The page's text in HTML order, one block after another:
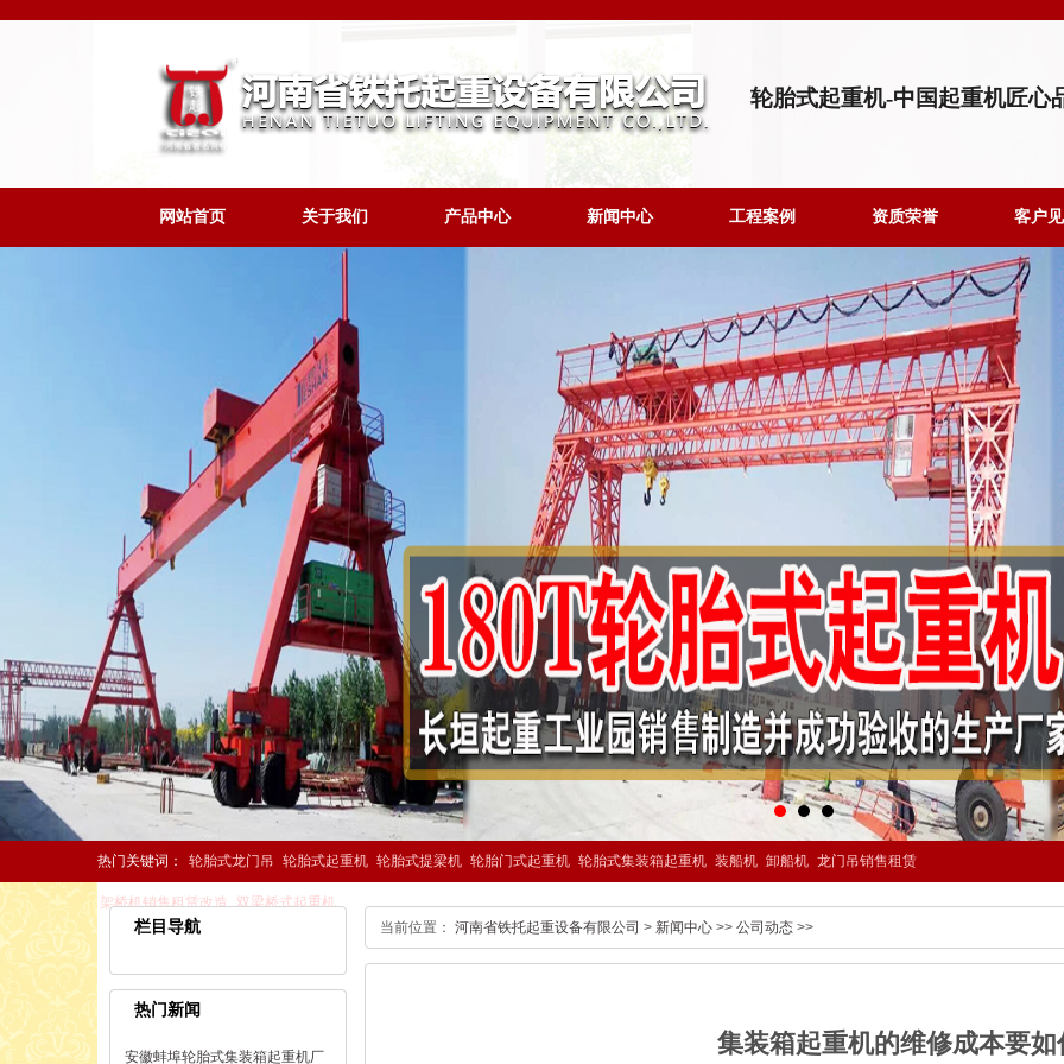
轮胎式起重机-中国起重机匠心
网站首页 关于我们 产品中心 新闻中心 工程案例 资质荣誉 客户
热门关键词： 轮胎式龙门吊 轮胎式起重机 轮胎式提梁机 轮胎门式起重机 轮胎式集装箱起重机 装船机 卸船机 龙门吊销售租赁
架桥机销售租赁改造 双梁桥式起重机
栏目导航
热门新闻
安徽蚌埠轮胎式集装箱起重机厂
当前位置： 河南省铁托起重设备有限公司 > 新闻中心 >> 公司动态 >>
集装箱起重机的维修成本要如